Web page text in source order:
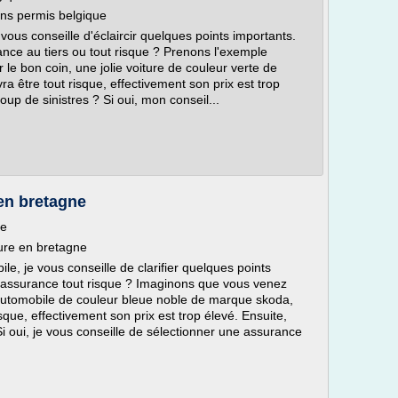
permis belgique
conseille d'éclaircir quelques points importants.
au tiers ou tout risque ? Prenons l'exemple
bon coin, une jolie voiture de couleur verte de
être tout risque, effectivement son prix est trop
de sinistres ? Si oui, mon conseil...
bretagne
en bretagne
je vous conseille de clarifier quelques points
tout risque ? Imaginons que vous venez
de couleur bleue noble de marque skoda,
effectivement son prix est trop élevé. Ensuite,
oui, je vous conseille de sélectionner une assurance